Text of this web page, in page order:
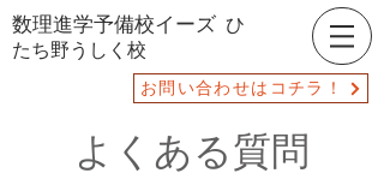
数理進学予備校イーズ ひ
たち野うしく校
お問い合わせはコチラ！
よくある質問